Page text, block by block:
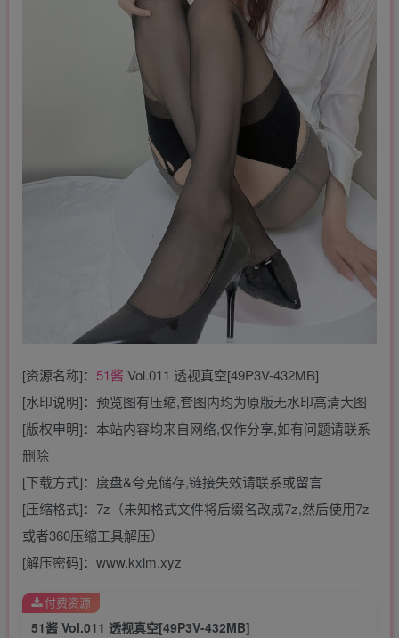
[资源名称]： 51酱 Vol.011 透视真空[49P3V-432MB]
[水印说明]：预览图有压缩,套图内均为原版无水印高清大图
[版权申明]：本站内容均来自网络,仅作分享,如有问题请联系
删除
[下载方式]：度盘&夸克储存,链接失效请联系或留言
[压缩格式]：7z（未知格式文件将后缀名改成7z,然后使用7z
或者360压缩工具解压）
[解压密码]：www.kxlm.xyz
51酱 Vol.011 透视真空[49P3V-432MB]
付费资源